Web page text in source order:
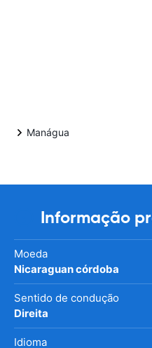
Manágua
Informação
Moeda
Nicaraguan córdoba
Sentido de condução
Direita
Idioma